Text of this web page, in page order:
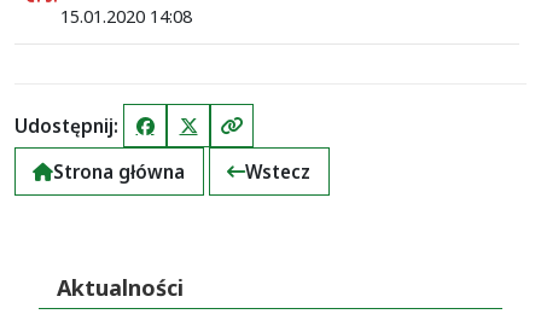
15.01.2020 14:08
Udostępnij: FacebookX (Twitter)Kopiuj link
Strona główna
Wstecz
Aktualności